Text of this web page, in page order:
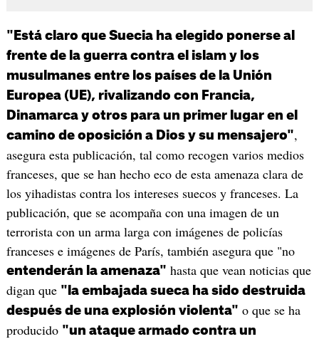
"Está claro que Suecia ha elegido ponerse al
frente de la guerra contra el islam y los
musulmanes entre los países de la Unión
Europea (UE), rivalizando con Francia,
Dinamarca y otros para un primer lugar en el
camino de oposición a Dios y su mensajero",
asegura esta publicación, tal como recogen varios medios
franceses, que se han hecho eco de esta amenaza clara de
los yihadistas contra los intereses suecos y franceses. La
publicación, que se acompaña con una imagen de un
terrorista con un arma larga con imágenes de policías
franceses e imágenes de París, también asegura que "no
entenderán la amenaza" hasta que vean noticias que
digan que "la embajada sueca ha sido destruida
después de una explosión violenta" o que se ha
producido "un ataque armado contra un